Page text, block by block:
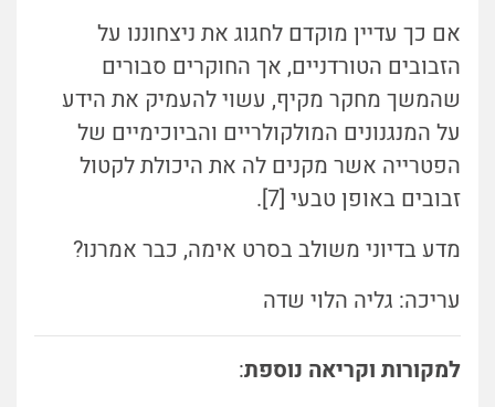
אם כך עדיין מוקדם לחגוג את ניצחוננו על
הזבובים הטורדניים, אך החוקרים סבורים
שהמשך מחקר מקיף, עשוי להעמיק את הידע
על המנגנונים המולקולריים והביוכימיים של
הפטרייה אשר מקנים לה את היכולת לקטול
זבובים באופן טבעי [7].
מדע בדיוני משולב בסרט אימה, כבר אמרנו?
עריכה: גליה הלוי שדה
למקורות וקריאה נוספת: